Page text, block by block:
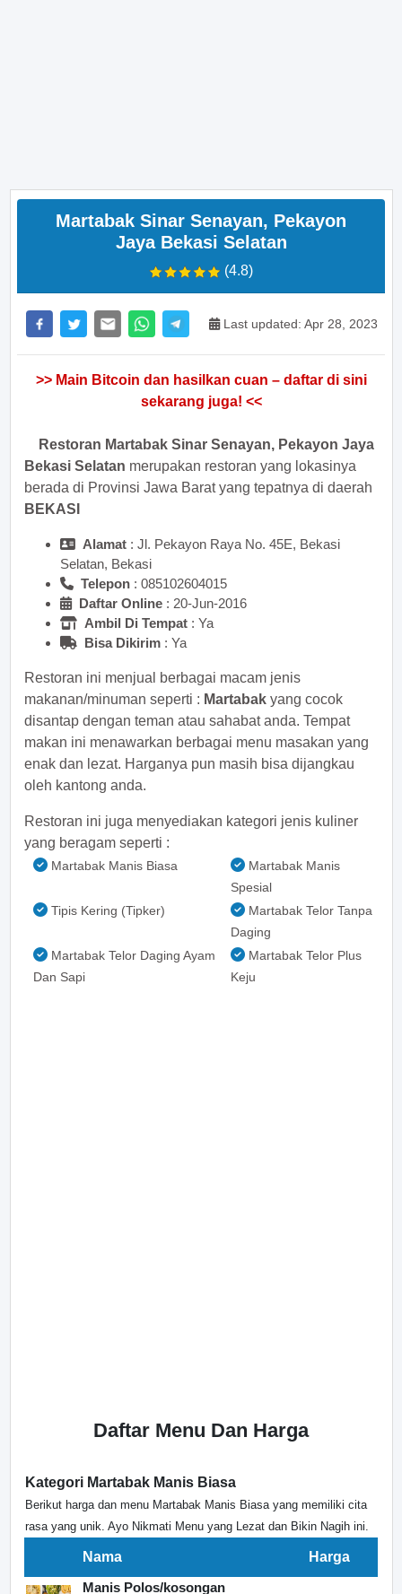
Martabak Sinar Senayan, Pekayon
Jaya Bekasi Selatan
(4.8)
Last updated: Apr 28, 2023
Restoran Martabak Sinar Senayan, Pekayon Jaya
Bekasi Selatan merupakan restoran yang lokasinya
berada di Provinsi Jawa Barat yang tepatnya di daerah
BEKASI
Alamat : Jl. Pekayon Raya No. 45E, Bekasi
Selatan, Bekasi
Telepon :
Daftar Online : 20-Jun-2016
Ambil Di Tempat : Ya
Bisa Dikirim : Ya
Restoran ini menjual berbagai macam jenis
makanan/minuman seperti : Martabak yang cocok
disantap dengan teman atau sahabat anda. Tempat
makan ini menawarkan berbagai menu masakan yang
enak dan lezat. Harganya pun masih bisa dijangkau
oleh kantong anda.
Restoran ini juga menyediakan kategori jenis kuliner
yang beragam seperti :
Martabak Manis Biasa
Martabak Manis
Spesial
Tipis Kering (Tipker)
Martabak Telor Tanpa
Daging
Martabak Telor Daging Ayam
Dan Sapi
Martabak Telor Plus
Keju
Daftar Menu Dan Harga
Kategori Martabak Manis Biasa
Berikut harga dan menu Martabak Manis Biasa yang memiliki cita
rasa yang unik. Ayo Nikmati Menu yang Lezat dan Bikin Nagih ini.
Nama
Harga
Manis Polos/kosongan